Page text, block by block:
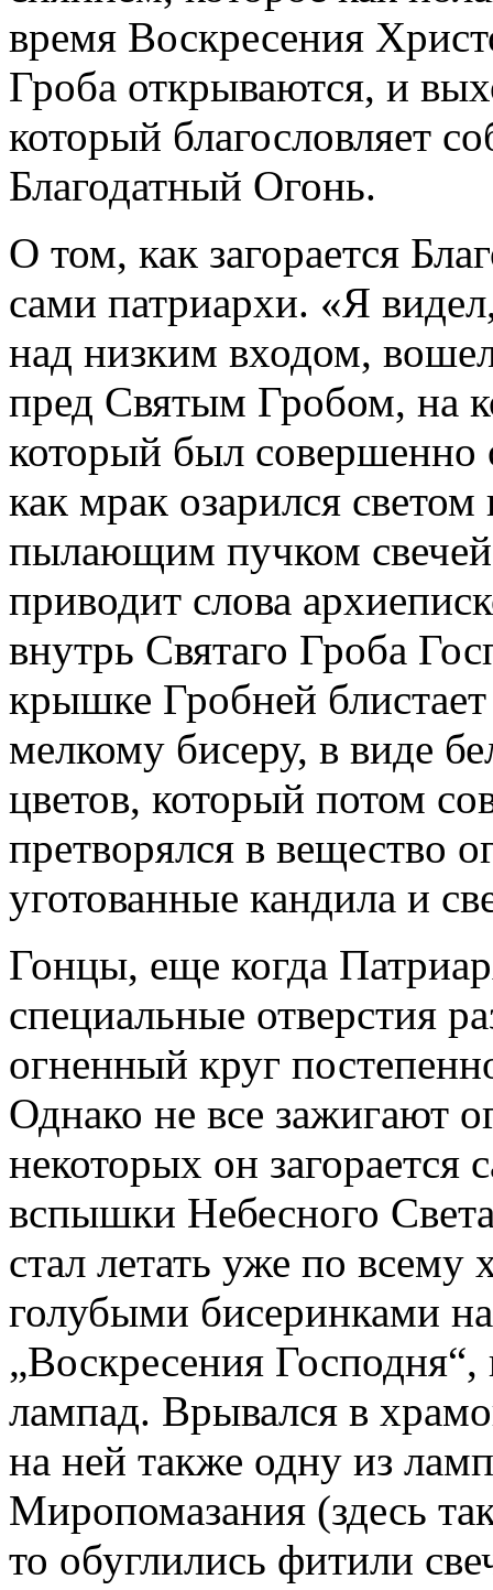
время Воскресения
Гроба открываются, и
который благословляет
Благодатный Огонь.
О том, как загорается
сами патриархи. «Я
над низким входом,
пред Святым Гробом, на
который был
как мрак озарился
пылающим пучком
приводит слова
внутрь Святаго Гроба
крышке Гробней
мелкому бисеру, в виде
цветов, который потом
претворялся в вещество
уготованные кандила и
Гонцы, еще когда
специальные отверстия
огненный круг
Однако не все зажигают
некоторых он загорается
вспышки Небесного
стал летать уже по всему
голубыми бисеринками
„Воскресения
лампад. Врывался в
на ней также одну из
Миропомазания (здесь
то обуглились фитили